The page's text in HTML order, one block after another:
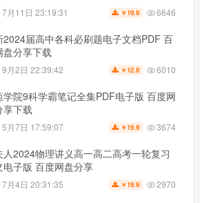
7月11日 23:19:31 ￥ 19.9 6646
2024届高中各科必刷题电子文档PDF 百
盘分享下载
9月2日 22:39:42 ￥ 12.8 6010
学院9科学霸笔记全集PDF电子版 百度网
享下载
5月7日 17:59:07 ￥ 19.9 3674
人2024物理讲义高一高二高考一轮复习
电子版 百度网盘分享
7月4日 20:31:35 ￥ 19.9 2970